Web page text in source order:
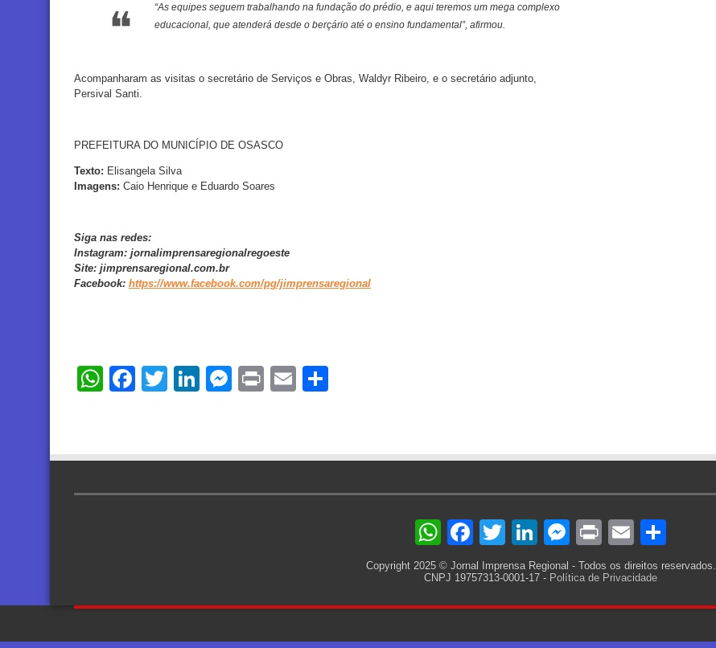
“As equipes seguem trabalhando na fundação do prédio, e aqui teremos um mega complexo
educacional, que atenderá desde o berçário até o ensino fundamental”, afirmou.
Acompanharam as visitas o secretário de Serviços e Obras, Waldyr Ribeiro, e o secretário adjunto,
Persival Santi.
PREFEITURA DO MUNICÍPIO DE OSASCO
Texto: Elisangela Silva
Imagens: Caio Henrique e Eduardo Soares
Siga nas redes:
Instagram: jornalimprensaregionalregoeste
Site: jimprensaregional.com.br
Facebook: https://www.facebook.com/pg/jimprensaregional
WhatsApp
Facebook
TwitterLinkedIn
Messenger
PrintEmail
WhatsApp
Facebook
TwitterLinkedIn
Messenger
PrintEmail
Copyright 2025 © Jornal Imprensa Regional - Todos os direitos reservados.
CNPJ 19757313-0001-17 - Política de Privacidade